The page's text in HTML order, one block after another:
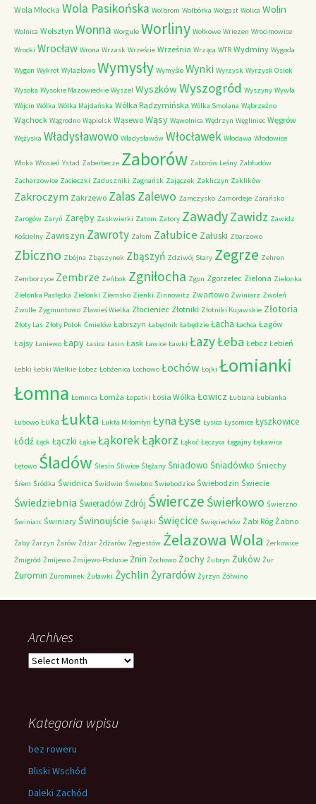
Wola Młocka Wola Pasikońska Wolbrom Wolbórka Wolgast Wolica Wolin
Wolnica Wolsztyn Wonna Worgule Worliny Wołkowe Wriezen Wrocimowice
Wrocki Wrocław Wrona Wrzask Wrzeście Września Wrząca WTR Wydminy Wygoda
Wygon Wykrot Wylazłowo Wymysły Wymyśle Wynki Wyrzysk Wyrzysk Osiek
Wysoka Wysokie Mazowieckie Wyszel WyszkówWyszogród Wyszyny Wywła
Wójcin Wólka Wólka Majdańska Wólka Radzymińska Wólka Smolana Wąbrzeźno
Wąchock Wągrodno Wąpielsk Wąsewo Wąsy Wąwolnica Wędrzyn Węgliniec Węgrów
Wężyska Władysławowo Władysławów Włocławek Włodawa Włodowice
Włoka Włosień Ystad Zaberbecze Zaborów Zaborów Leśny Zabłudów
Zacharzowice Zacieczki Zaduszniki Zagnańsk Zajączek Zakliczyn Zaklików
Zakroczym Zakrzewo ZalasZalewo Zamczysko Zamordeje Zarańsko
Zarogów Zaryń Zaręby Zaskwierki Zatom Zatory ZawadyZawidz Zawidz
Kościelny Zawiszyn Zawroty Załom Załubice Załuski Zbarzewo
Zbiczno Zbójna Zbąszynek Zbąszyń Zdziwój Stary Zegrze Zehren
Zemborzyce Zembrze Zeńbok Zgniłocha Zgon Zgorzelec Zielona Zielonka
Zielonka Pasłęcka Zielonki Ziemsko Zienki Zinnowitz Zwartowo Zwiniarz Zwoleń
Zwolle Zygmuntowo Zławieś Wielka Złocieniec Złotniki Złotniki Kujawskie Złotoria
Złoty Las Złoty Potok Ćmielów Łabiszyn Łabędnik Łabędzie Łacha Łachca Łagów
Łajsy Łaniewo Łapy Łasica Łasin Łask Ławice Ławki ŁazyŁeba Łebcz Łebień
Łebki Łebki Wielkie Łobez Łobżenica Łochowo Łochów Łojki Łomianki
Łomna Łomnica Łomża Łopatki Łosia Wólka Łowicz Łubiana Łubianka
Łubowo Łuka Łukta Łukta Miłomłyn ŁynaŁyse Łysica Łysomice Łyszkowice
Łódź Łąck Łączki Łąkie ŁąkorekŁąkorz Łąkoć Łęczyca Łęgajny Łękawica
Łętowo Śladów Ślesin Śliwice Ślężany Śniadowo Śniadówko Śniechy
Śrem Śródka Świdnica Świdwin Świebno Świebodzice Świebodzin Świecie
Świedziebnia Świeradów Zdrój Świercze Świerkowo Świerzno
Świniarc Świniary Świnoujście Świątki Święcice Święciechów Żabi Róg Żabno
Żaby Żarzyn Żarów Żdżar Żdżarów Żegiestów Żelazowa Wola Żerkowice
Żmigród Żmijewo Żmijewo-Podusie Żnin Żochowo Żochy Żubryn Żuków Żur
Żuromin Żurominek Żuławki Żychlin Żyrardów Żyrzyn Żółwino
Archives
Archives
Kategoria wpisu
bez roweru
Bliski Wschód
Daleki Zachód